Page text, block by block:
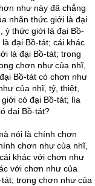
như này đã chẳng
nhãn thức giới là đại
ý thức giới là đại Bồ-
đại Bồ-tát; cái khác
là đại Bồ-tát; trong
chơn như của nhĩ,
Bồ-tát có chơn như
của nhĩ, tỷ, thiệt,
có đại Bồ-tát; lìa
đại Bồ-tát?
nói là chính chơn
chơn như của nhĩ,
khác với chơn như
với chơn như của
trong chơn như của